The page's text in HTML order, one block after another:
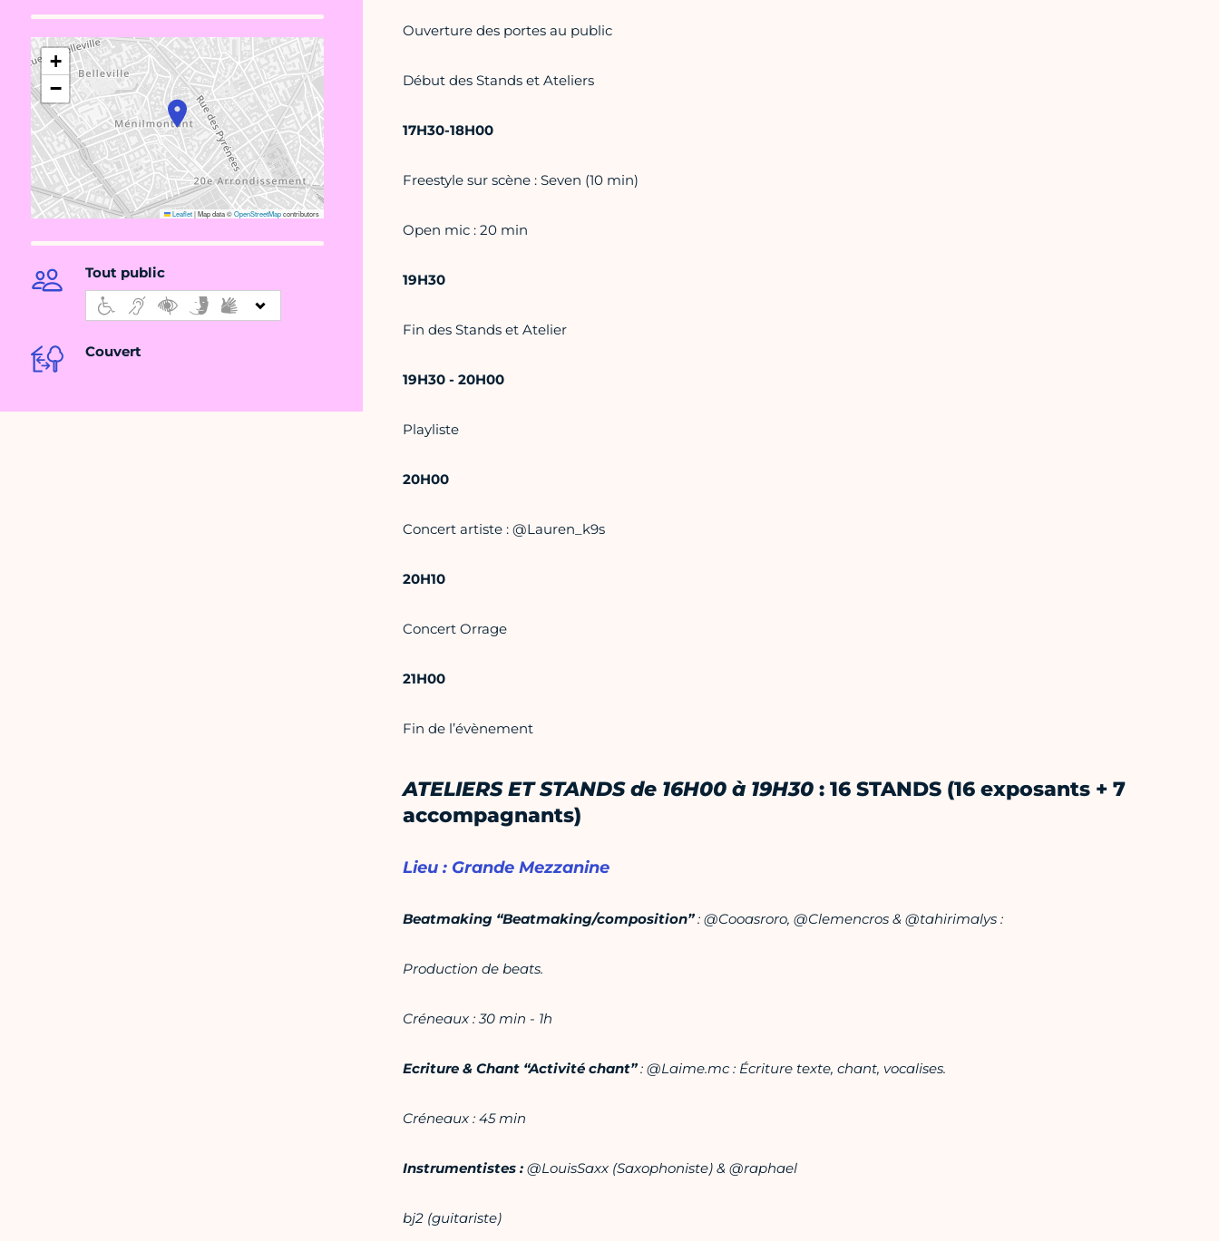
+
−
Leaflet|Map data ©OpenStreetMapcontributors
Tout public
Couvert
Ouverture des portes au public
Début des Stands et Ateliers
17H30-18H00
Freestyle sur scène : Seven (10 min)
Open mic : 20 min
19H30
Fin des Stands et Atelier
19H30 - 20H00
Playliste
20H00
Concert artiste : @Lauren_k9s
20H10
Concert Orrage
21H00
Fin de l’évènement
ATELIERS ET STANDS de 16H00 à 19H30 : 16 STANDS (16 exposants + 7
accompagnants)
Lieu : Grande Mezzanine
Beatmaking “Beatmaking/composition”: @Cooasroro, @Clemencros & @tahirimalys :
Production de beats.
Créneaux : 30 min - 1h
Ecriture & Chant “Activité chant”: @Laime.mc: Écriture texte, chant, vocalises.
Créneaux : 45 min
Instrumentistes : @LouisSaxx (Saxophoniste) & @raphael
bj2 (guitariste)